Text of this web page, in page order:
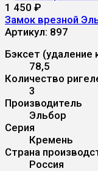
1 450 ₽
Замок врезной
Артикул: 897
Бэксет
78,5
Количество
3
Производитель
Эльбор
Серия
Кремень
Страна
Россия